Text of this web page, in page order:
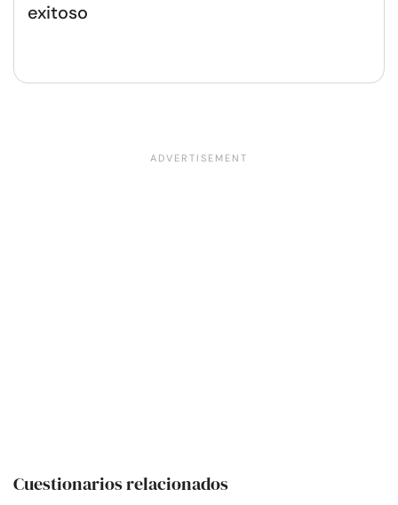
exitoso
Cuestionarios relacionados